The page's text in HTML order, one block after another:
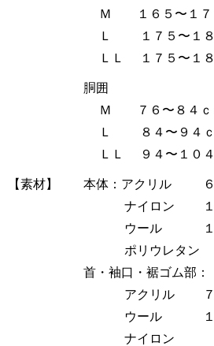
Ｍ １６５〜１７５
Ｌ １７５〜１８５
ＬＬ １７５〜１８５
胴囲
Ｍ ７６〜８４ｃ
Ｌ ８４〜９４ｃ
ＬＬ ９４〜１０４
【素材】 本体：アクリル ６
ナイロン １９
ウール １５
ポリウレタン
首・袖口・裾ゴム部：
アクリル ７５
ウール １９
ナイロン ５